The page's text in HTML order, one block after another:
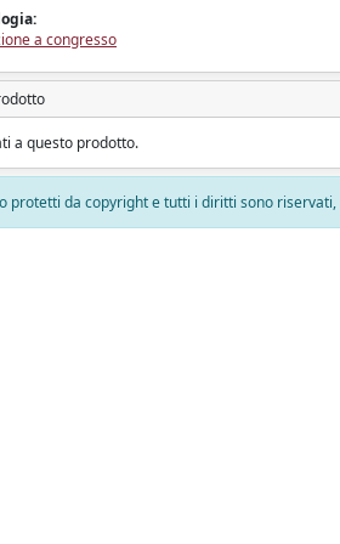
a congresso
a questo prodotto.
protetti da copyright e tutti i diritti sono